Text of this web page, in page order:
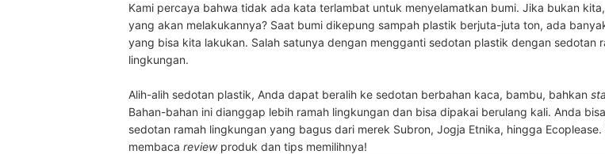
Kami percaya bahwa tidak ada kata terlambat untuk menyelamatkan bumi. Jika bukan
yang akan melakukannya? Saat bumi dikepung sampah plastik berjuta-juta ton, ada
yang bisa kita lakukan. Salah satunya dengan mengganti sedotan plastik dengan sedotan
lingkungan.
Alih-alih sedotan plastik, Anda dapat beralih ke sedotan berbahan kaca, bambu, bahkan
Bahan-bahan ini dianggap lebih ramah lingkungan dan bisa dipakai berulang kali. Anda
sedotan ramah lingkungan yang bagus dari merek Subron, Jogja Etnika, hingga Ecoplease.
membaca review produk dan tips memilihnya!